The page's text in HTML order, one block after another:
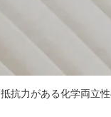
抵抗力がある化学両立